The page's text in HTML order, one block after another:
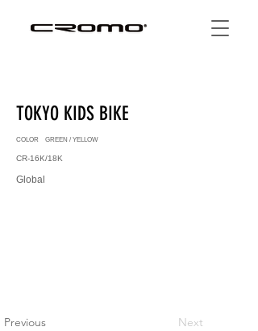
TOKYO KIDS BIKE
COLOR GREEN / YELLOW
CR-16K/18K
Global
Previous Next